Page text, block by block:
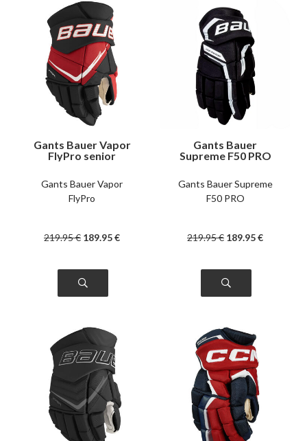
Gants Bauer Vapor
FlyPro senior
Gants Bauer Vapor
FlyPro
219.95€ 189.95€
Gants Bauer
Supreme F50 PRO
Gants Bauer Supreme
F50 PRO
219.95€ 189.95€